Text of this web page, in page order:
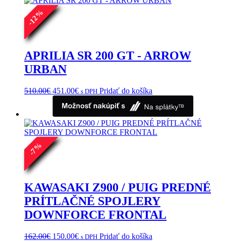
-
12
%
APRILIA SR 200 GT - ARROW
URBAN
510.00€ Pôvodná
cena
bola:
510.00€.
451.00€Aktuálna
je:
451.00€.
s DPH Pridať do košíka
-
7
%
KAWASAKI Z900 / PUIG PREDNÉ
PRÍTLAČNÉ SPOJLERY
DOWNFORCE FRONTAL
162.00€ Pôvodná
150.00€Aktuálna
s DPH Pridať do košíka